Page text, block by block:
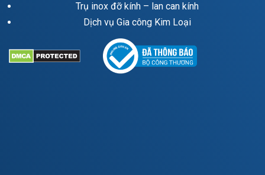
Trụ inox đỡ kính – lan can kính
Dịch vụ Gia công Kim Loại